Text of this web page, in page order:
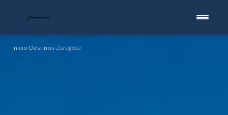
Inicio›Destinos›Zaragoza